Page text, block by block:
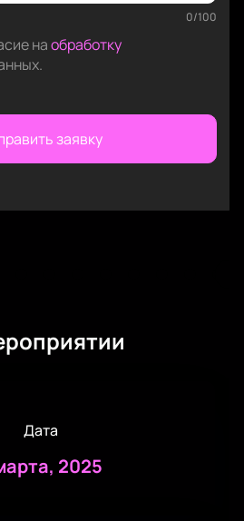
0/100
наобработку
.
заявку
Дата
2025